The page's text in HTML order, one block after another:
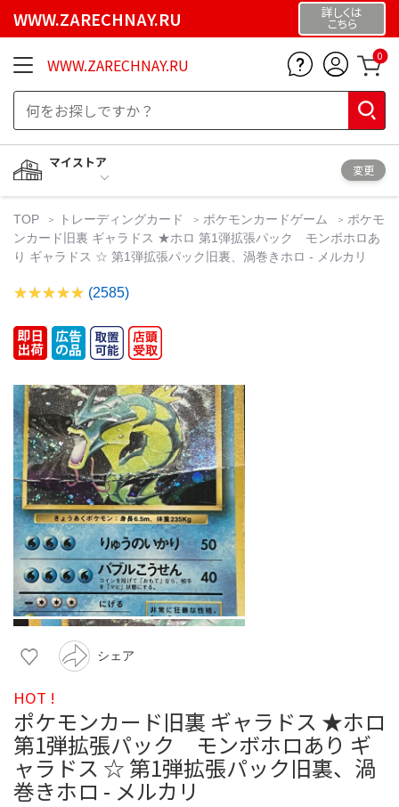
WWW.ZARECHNAY.RU 詳しくは
こちら
WWW.ZARECHNAY.RU 0
マイストア
変更
TOP トレーディングカード ポケモンカードゲーム
ポケモ
ンカード旧裏 ギャラドス ★ホロ 第1弾拡張パック モンボホロあ
り ギャラドス ☆ 第1弾拡張パック旧裏、渦巻きホロ - メルカリ
(2585)
シェア
HOT !
ポケモンカード旧裏 ギャラドス ★ホロ
第1弾拡張パック モンボホロあり ギ
ャラドス ☆ 第1弾拡張パック旧裏、渦
巻きホロ - メルカリ